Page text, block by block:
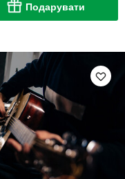
Подарувати